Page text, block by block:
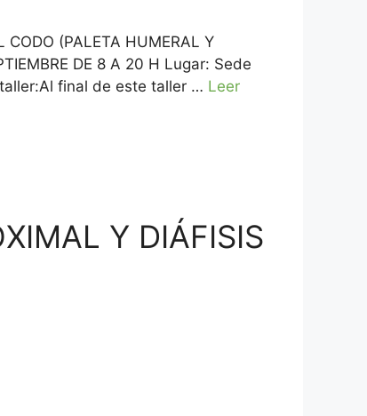
CODO (PALETA HUMERAL Y
DE 8 A 20 H Lugar: Sede
final de este taller … Leer
Y DIÁFISIS